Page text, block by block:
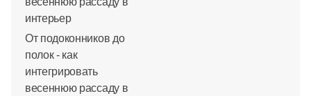
От подоконников до
полок - как
интегрировать
весеннюю рассаду в